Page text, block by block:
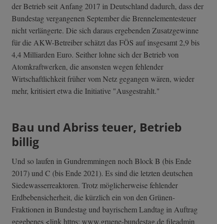
der Betrieb seit Anfang 2017 in Deutschland dadurch, dass der
Bundestag vergangenen September die Brennelementesteuer
nicht verlängerte. Die sich daraus ergebenden Zusatzgewinne
für die AKW-Betreiber schätzt das FÖS auf insgesamt 2,9 bis
4,4 Milliarden Euro. Seither lohne sich der Betrieb von
Atomkraftwerken, die ansonsten wegen fehlender
Wirtschaftlichkeit früher vom Netz gegangen wären, wieder
mehr, kritisiert etwa die Initiative "Ausgestrahlt."
Bau und Abriss teuer, Betrieb
billig
Und so laufen in Gundremmingen noch Block B (bis Ende
2017) und C (bis Ende 2021). Es sind die letzten deutschen
Siedewasserreaktoren. Trotz möglicherweise fehlender
Erdbebensicherheit, die kürzlich ein von den Grünen-
Fraktionen in Bundestag und bayrischem Landtag in Auftrag
gegebenes <link https: www.gruene-bundestag.de fileadmin